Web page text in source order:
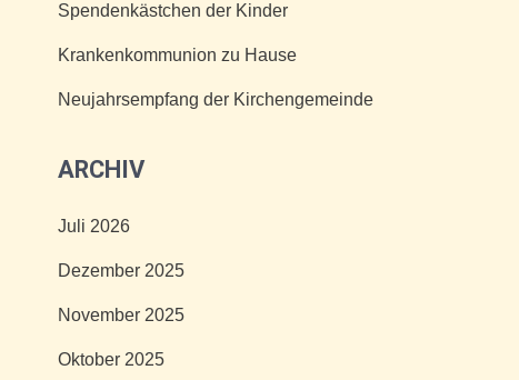
Spendenkästchen der Kinder
Krankenkommunion zu Hause
Neujahrsempfang der Kirchengemeinde
ARCHIV
Juli 2026
Dezember 2025
November 2025
Oktober 2025